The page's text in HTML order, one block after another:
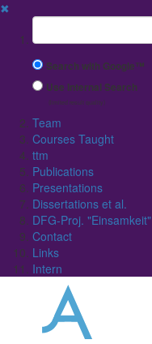
✖
Suchbegriff
Search with Google™
Use Internal Search
(limited result quality)
Team
Courses Taught
ttm
Publications
Presentations
Dissertations et al.
DFG-Proj. "Einsamkeit"
Contact
Links
Intern